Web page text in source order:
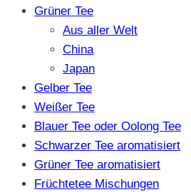
Grüner Tee
Aus aller Welt
China
Japan
Gelber Tee
Weißer Tee
Blauer Tee oder Oolong Tee
Schwarzer Tee aromatisiert
Grüner Tee aromatisiert
Früchtetee Mischungen